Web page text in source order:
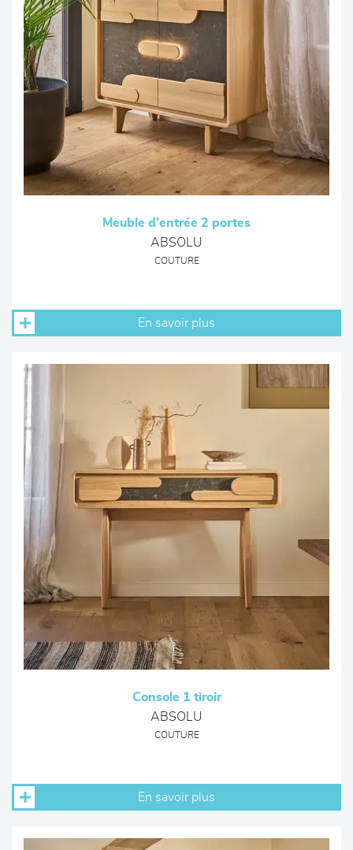
Meuble d’entrée 2 portes
ABSOLU
COUTURE
En savoir plus
Console 1 tiroir
ABSOLU
COUTURE
En savoir plus